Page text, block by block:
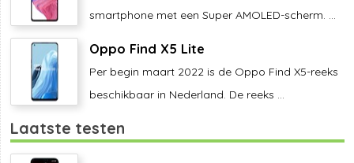
smartphone met een Super AMOLED-scherm. ...
Oppo Find X5 Lite
Per begin maart 2022 is de Oppo Find X5-reeks
beschikbaar in Nederland. De reeks ...
Laatste testen